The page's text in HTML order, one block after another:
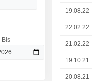
19.08.22
22.02.22
21.02.22
19.10.21
20.08.21
Bis